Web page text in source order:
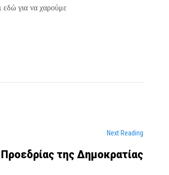
εδώ για να χαρούμε
Next Reading
της Δημοκρατίας